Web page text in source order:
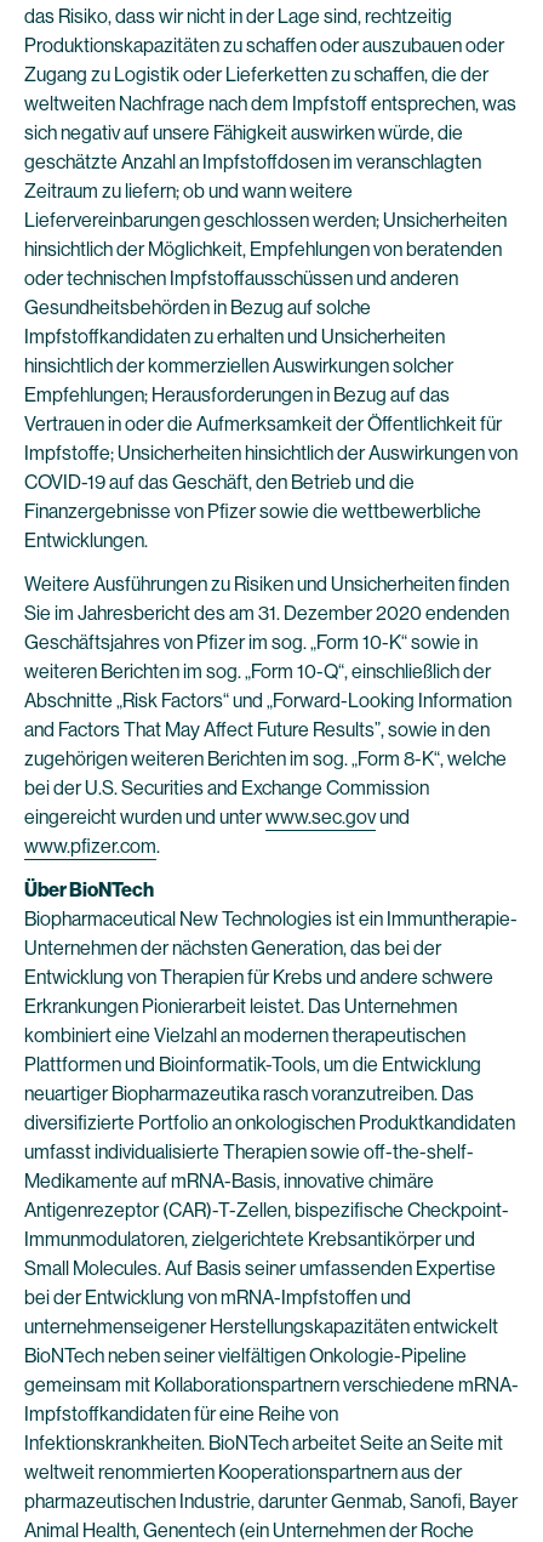
das Risiko, dass wir nicht in der Lage sind, rechtzeitig
Produktionskapazitäten zu schaffen oder auszubauen oder
Zugang zu Logistik oder Lieferketten zu schaffen, die der
weltweiten Nachfrage nach dem Impfstoff entsprechen, was
sich negativ auf unsere Fähigkeit auswirken würde, die
geschätzte Anzahl an Impfstoffdosen im veranschlagten
Zeitraum zu liefern; ob und wann weitere
Liefervereinbarungen geschlossen werden; Unsicherheiten
hinsichtlich der Möglichkeit, Empfehlungen von beratenden
oder technischen Impfstoffausschüssen und anderen
Gesundheitsbehörden in Bezug auf solche
Impfstoffkandidaten zu erhalten und Unsicherheiten
hinsichtlich der kommerziellen Auswirkungen solcher
Empfehlungen; Herausforderungen in Bezug auf das
Vertrauen in oder die Aufmerksamkeit der Öffentlichkeit für
Impfstoffe; Unsicherheiten hinsichtlich der Auswirkungen von
COVID-19 auf das Geschäft, den Betrieb und die
Finanzergebnisse von Pfizer sowie die wettbewerbliche
Entwicklungen.
Weitere Ausführungen zu Risiken und Unsicherheiten finden
Sie im Jahresbericht des am 31. Dezember 2020 endenden
Geschäftsjahres von Pfizer im sog. „Form 10-K“ sowie in
weiteren Berichten im sog. „Form 10-Q“, einschließlich der
Abschnitte „Risk Factors“ und „Forward-Looking Information
and Factors That May Affect Future Results”, sowie in den
zugehörigen weiteren Berichten im sog. „Form 8-K“, welche
bei der U.S. Securities and Exchange Commission
eingereicht wurden und unterwww.sec.govund
www.pfizer.com.
Über BioNTech
Biopharmaceutical New Technologies ist ein Immuntherapie-
Unternehmen der nächsten Generation, das bei der
Entwicklung von Therapien für Krebs und andere schwere
Erkrankungen Pionierarbeit leistet. Das Unternehmen
kombiniert eine Vielzahl an modernen therapeutischen
Plattformen und Bioinformatik-Tools, um die Entwicklung
neuartiger Biopharmazeutika rasch voranzutreiben. Das
diversifizierte Portfolio an onkologischen Produktkandidaten
umfasst individualisierte Therapien sowie off-the-shelf-
Medikamente auf mRNA-Basis, innovative chimäre
Antigenrezeptor (CAR)-T-Zellen, bispezifische Checkpoint-
Immunmodulatoren, zielgerichtete Krebsantikörper und
Small Molecules. Auf Basis seiner umfassenden Expertise
bei der Entwicklung von mRNA-Impfstoffen und
unternehmenseigener Herstellungskapazitäten entwickelt
BioNTech neben seiner vielfältigen Onkologie-Pipeline
gemeinsam mit Kollaborationspartnern verschiedene mRNA-
Impfstoffkandidaten für eine Reihe von
Infektionskrankheiten. BioNTech arbeitet Seite an Seite mit
weltweit renommierten Kooperationspartnern aus der
pharmazeutischen Industrie, darunter Genmab, Sanofi, Bayer
Animal Health, Genentech (ein Unternehmen der Roche